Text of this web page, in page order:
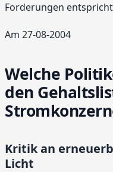
Forderungen
Am 27-08-2004
Welche
den
Kritik an
Licht